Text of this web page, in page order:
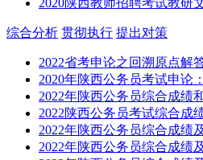
综合分析 贯彻执行 提出对策
2022省考申论之回溯原点解
2020年陕西公务员考试申论
2022年陕西公务员综合成绩
2022陕西公务员考试综合成
2022年陕西公务员综合成绩
2022年陕西公务员综合成绩